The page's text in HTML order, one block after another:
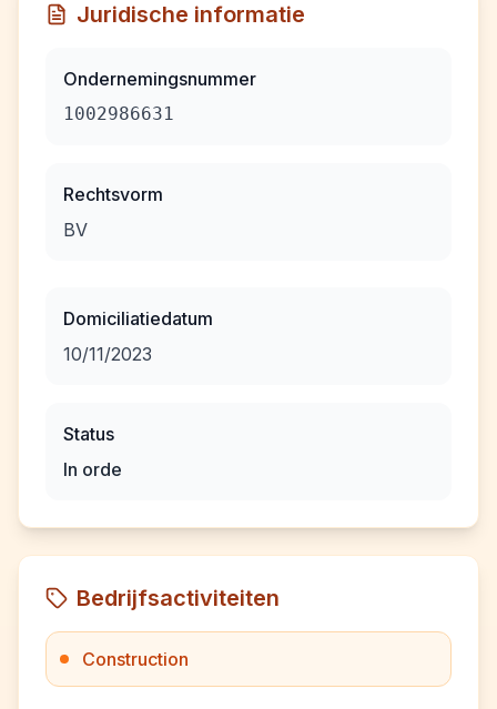
Juridische informatie
Ondernemingsnummer
1002986631
Rechtsvorm
BV
Domiciliatiedatum
10/11/2023
Status
In orde
Bedrijfsactiviteiten
Construction